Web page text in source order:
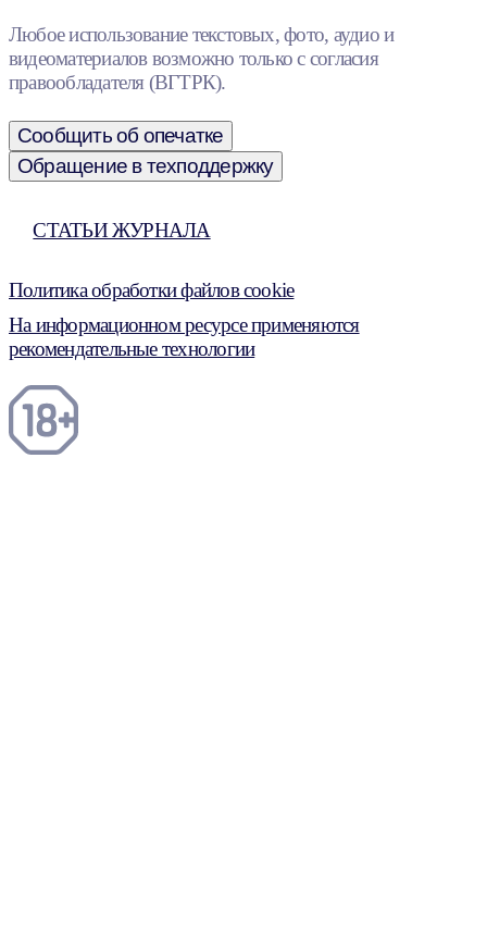
Любое использование текстовых, фото, аудио и
видеоматериалов возможно только с согласия
правообладателя (ВГТРК).
Сообщить об опечатке
Обращение в техподдержку
СТАТЬИ ЖУРНАЛА
Политика обработки файлов cookie
На информационном ресурсе применяются
рекомендательные технологии